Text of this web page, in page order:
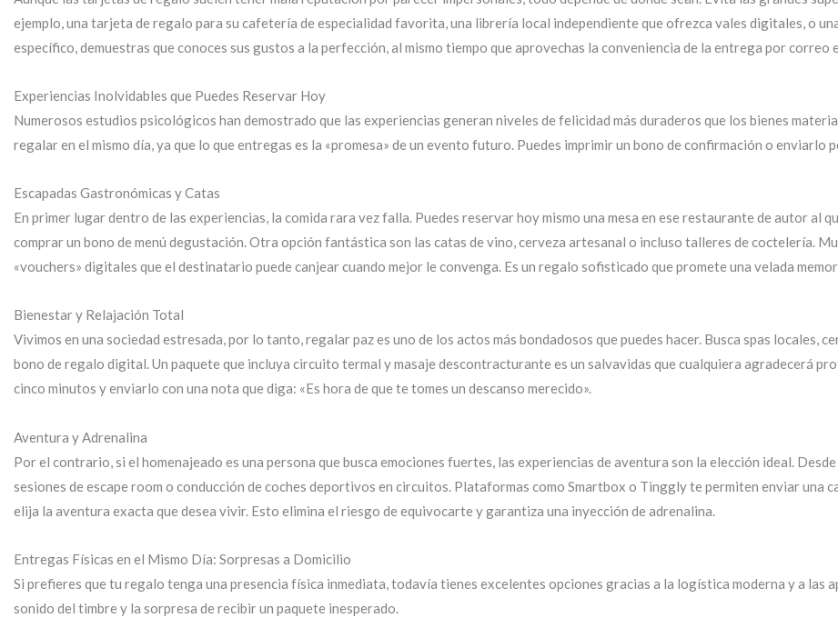
ejemplo, una tarjeta de regalo para su cafetería de especialidad favorita, una librería local independiente que ofrezca vales digitales, o
específico, demuestras que conoces sus gustos a la perfección, al mismo tiempo que aprovechas la conveniencia de la entrega por correo
Experiencias Inolvidables que Puedes Reservar Hoy
Numerosos estudios psicológicos han demostrado que las experiencias generan niveles de felicidad más duraderos que los bienes
regalar en el mismo día, ya que lo que entregas es la «promesa» de un evento futuro. Puedes imprimir un bono de confirmación o
Escapadas Gastronómicas y Catas
En primer lugar dentro de las experiencias, la comida rara vez falla. Puedes reservar hoy mismo una mesa en ese restaurante de autor al
comprar un bono de menú degustación. Otra opción fantástica son las catas de vino, cerveza artesanal o incluso talleres de coctelería.
«vouchers» digitales que el destinatario puede canjear cuando mejor le convenga. Es un regalo sofisticado que promete una velada
Bienestar y Relajación Total
Vivimos en una sociedad estresada, por lo tanto, regalar paz es uno de los actos más bondadosos que puedes hacer. Busca spas locales,
bono de regalo digital. Un paquete que incluya circuito termal y masaje descontracturante es un salvavidas que cualquiera agradecerá
cinco minutos y enviarlo con una nota que diga: «Es hora de que te tomes un descanso merecido».
Aventura y Adrenalina
Por el contrario, si el homenajeado es una persona que busca emociones fuertes, las experiencias de aventura son la elección ideal.
sesiones de escape room o conducción de coches deportivos en circuitos. Plataformas como Smartbox o Tinggly te permiten enviar una
elija la aventura exacta que desea vivir. Esto elimina el riesgo de equivocarte y garantiza una inyección de adrenalina.
Entregas Físicas en el Mismo Día: Sorpresas a Domicilio
Si prefieres que tu regalo tenga una presencia física inmediata, todavía tienes excelentes opciones gracias a la logística moderna y a las
sonido del timbre y la sorpresa de recibir un paquete inesperado.